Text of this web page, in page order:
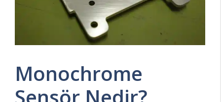
Monochrome
Sensör Nedir?